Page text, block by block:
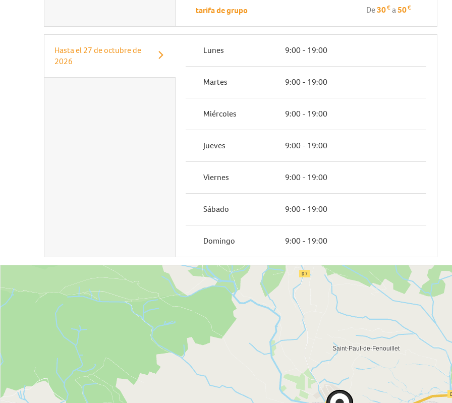
tarifa de grupo De30€a50€
Hasta el27 de octubre de
2026
Lunes 9:00 - 19:00
Martes 9:00 - 19:00
Miércoles 9:00 - 19:00
Jueves 9:00 - 19:00
Viernes 9:00 - 19:00
Sábado 9:00 - 19:00
Domingo 9:00 - 19:00